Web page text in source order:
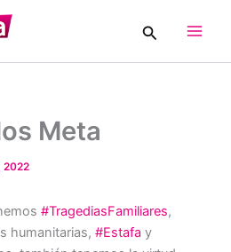
Buscar
Meta
2022
#TragediasFamiliares,
humanitarias, #Estafa y